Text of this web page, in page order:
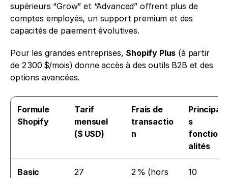
supérieurs “Grow” et “Advanced” offrent plus de
comptes employés, un support premium et des
capacités de paiement évolutives.
Pour les grandes entreprises, Shopify Plus (à partir
de 2 300 $/mois) donne accès à des outils B2B et des
options avancées.
Formule
Shopify
Tarif
mensuel
($ USD)
Frais de
transactio
n
Principale
s
fonctionn
alités
Basic 27
2 % (hors
10